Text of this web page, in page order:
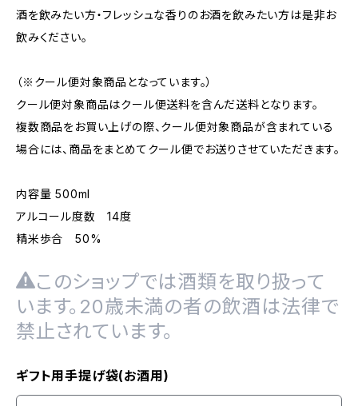
酒を飲みたい方・フレッシュな香りのお酒を飲みたい方は是非お
飲みください。
（※クール便対象商品となっています。）
クール便対象商品はクール便送料を含んだ送料となります。
複数商品をお買い上げの際、クール便対象商品が含まれている
場合には、商品をまとめてクール便でお送りさせていただきます。
内容量 500ml
アルコール度数 14度
精米歩合 50%
このショップでは酒類を取り扱って
います。20歳未満の者の飲酒は法律で
禁止されています。
ギフト用手提げ袋(お酒用)